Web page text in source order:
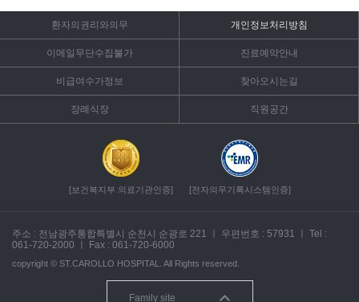
환자의권리와의무 개인정보처리방침
이메일무단수집불가 진료예약안내
비급여수가정보 찾아오시는길
장례식장 직원공간
[보건복지부 의료기관인증] [전자의무기록시스템인증]
Family site
주소 : 전남광주통합특별시 순천시 순광로 221 ㅣ 우편번호 : 57931 ㅣ
Tel :
061-720-2000
ㅣ Fax : 061-720-6000
copyright © ST.CAROLLO HOSPITAL. All Rights reserved.